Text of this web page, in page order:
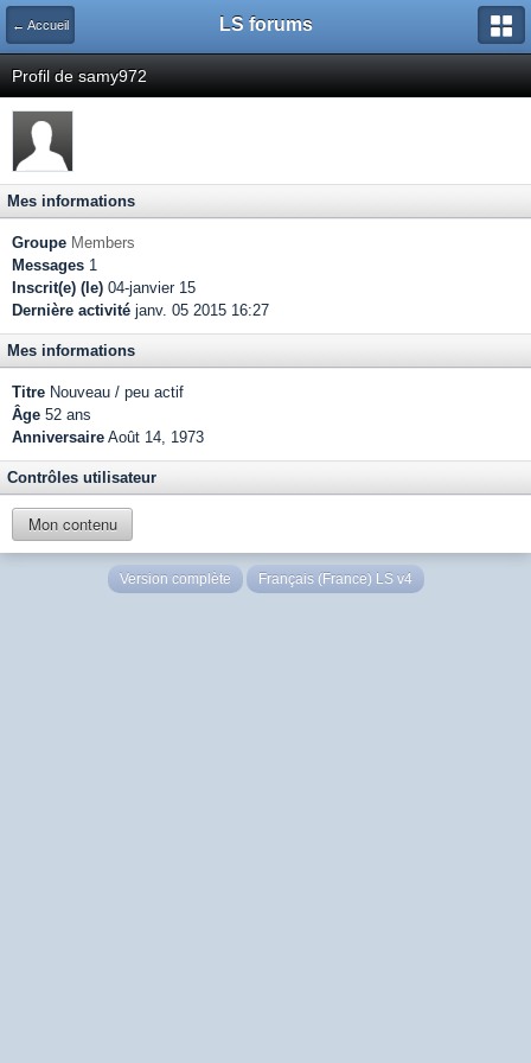
← Accueil LS forums
Profil de samy972
Mes informations
Groupe Members
Messages 1
Inscrit(e) (le) 04-janvier 15
Dernière activité janv. 05 2015 16:27
Mes informations
Titre Nouveau / peu actif
Âge 52 ans
Anniversaire Août 14, 1973
Contrôles utilisateur
Mon contenu
Version complète Français (France) LS v4